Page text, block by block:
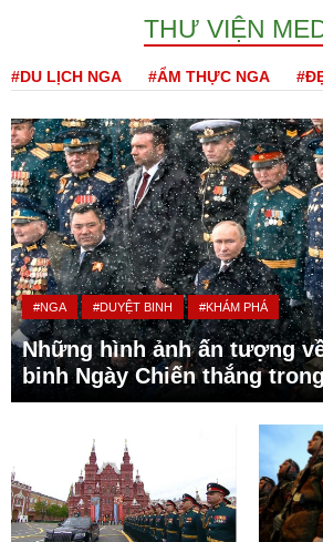
THƯ VIỆN
#DU LỊCH NGA #ẨM THỰC NGA
#NGA #DUYỆT BINH #KHÁM PHÁ
Những hình ảnh ấn tượng
binh Ngày Chiến thắng